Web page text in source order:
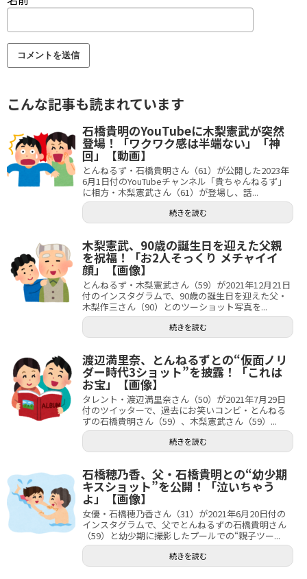
こんな記事も読まれています
石橋貴明のYouTubeに木梨憲武が突然
登場！「ワクワク感は半端ない」「神
回」【動画】
とんねるず・石橋貴明さん（61）が公開した2023年
6月1日付のYouTubeチャンネル「貴ちゃんねるず」
に相方・木梨憲武さん（61）が登場し、話...
続きを読む
木梨憲武、90歳の誕生日を迎えた父親
を祝福！「お2人そっくり メチャイイ
顔」【画像】
とんねるず・木梨憲武さん（59）が2021年12月21日
付のインスタグラムで、90歳の誕生日を迎えた父・
木梨作三さん（90）とのツーショット写真を...
続きを読む
渡辺満里奈、とんねるずとの“仮面ノリ
ダー時代3ショット”を披露！「これは
お宝」【画像】
タレント・渡辺満里奈さん（50）が2021年7月29日
付のツイッターで、過去にお笑いコンビ・とんねる
ずの石橋貴明さん（59）、木梨憲武さん（59）...
続きを読む
石橋穂乃香、父・石橋貴明との“幼少期
キスショット”を公開！「泣いちゃう
よ」【画像】
女優・石橋穂乃香さん（31）が2021年6月20日付の
インスタグラムで、父でとんねるずの石橋貴明さん
（59）と幼少期に撮影したプールでの“親子ツー...
続きを読む